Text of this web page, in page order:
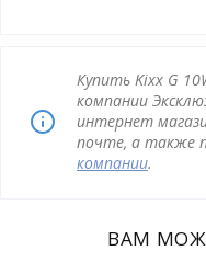
Купить Kixx G
компании
интернет
почте, а также
компании.
ВАМ